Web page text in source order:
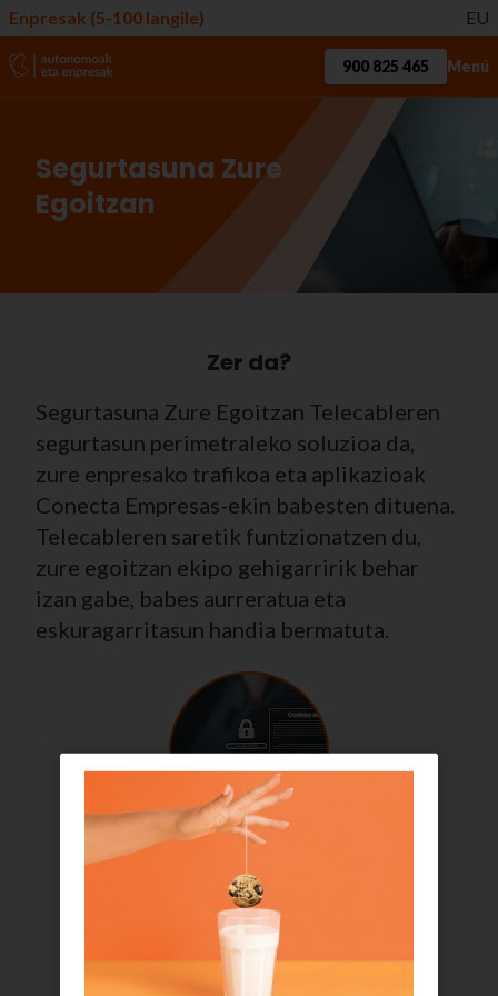
Enpresak (5-100 langile) EU
900 825 465 Menú
Segurtasuna Zure
Egoitzan
Zer da?
Segurtasuna Zure Egoitzan Telecableren
segurtasun perimetraleko soluzioa da,
zure enpresako trafikoa eta aplikazioak
Conecta Empresas-ekin babesten dituena.
Telecableren saretik funtzionatzen du,
zure egoitzan ekipo gehigarririk behar
izan gabe, babes aurreratua eta
eskuragarritasun handia bermatuta.
Zure enpresako trafikoaren babesa: R-ren saretik
web maltzurretarako sarbideak saihesten ditu eta
arrisku-aplikazioak blokeatzen ditu.